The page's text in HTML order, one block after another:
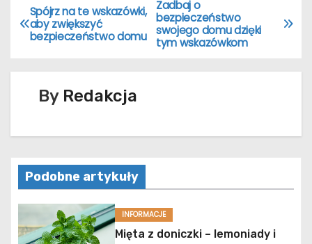
N
a
w
g
a
c
j
Zadbaj o
bezpieczeństwo
swojego domu dzięki
tym wskazówkom
Spójrz na te wskazówki,
aby zwiększyć
bezpieczeństwo domu
By Redakcja
Podobne artykuły
INFORMACJE
Mięta z doniczki – lemoniady i